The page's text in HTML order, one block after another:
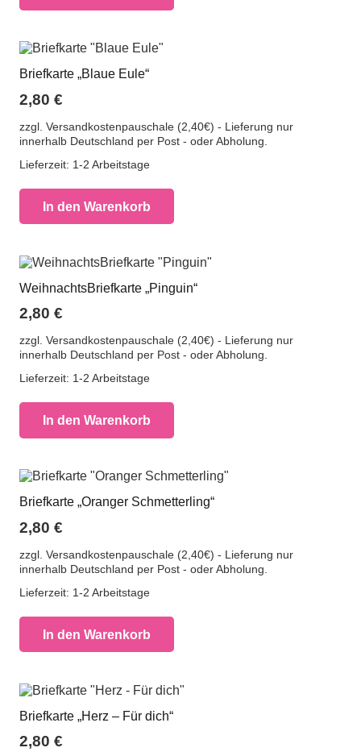
Briefkarte „Blaue Eule“
2,80 €
zzgl. Versandkostenpauschale (2,40€) - Lieferung nur
innerhalb Deutschland per Post - oder Abholung.
Lieferzeit: 1-2 Arbeitstage
In den Warenkorb
WeihnachtsBriefkarte „Pinguin“
2,80 €
zzgl. Versandkostenpauschale (2,40€) - Lieferung nur
innerhalb Deutschland per Post - oder Abholung.
Lieferzeit: 1-2 Arbeitstage
In den Warenkorb
Briefkarte „Oranger Schmetterling“
2,80 €
zzgl. Versandkostenpauschale (2,40€) - Lieferung nur
innerhalb Deutschland per Post - oder Abholung.
Lieferzeit: 1-2 Arbeitstage
In den Warenkorb
Briefkarte „Herz – Für dich“
2,80 €